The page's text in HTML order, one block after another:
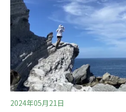
別交付交通委員會審查。三法在
黨團協商。委員會的「快速審
團幹事長吳思瑤在5月13日的
員會中心主義。他指出，花東
員會只花3分鐘審理花東快，只
2024年05月21日